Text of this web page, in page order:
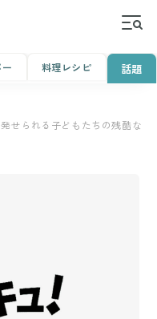
料理レシピ 話題
せられる子どもたちの残酷な